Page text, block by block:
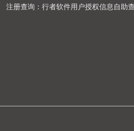
注册查询： 行者软件用户授权信息自助